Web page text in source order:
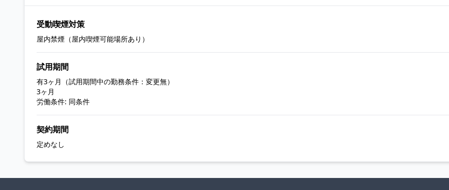
受動喫煙対策
屋内禁煙（屋内喫煙可能場所あり）
試用期間
有3ヶ月（試用期間中の勤務条件：変更無）
3ヶ月
労働条件: 同条件
契約期間
定めなし